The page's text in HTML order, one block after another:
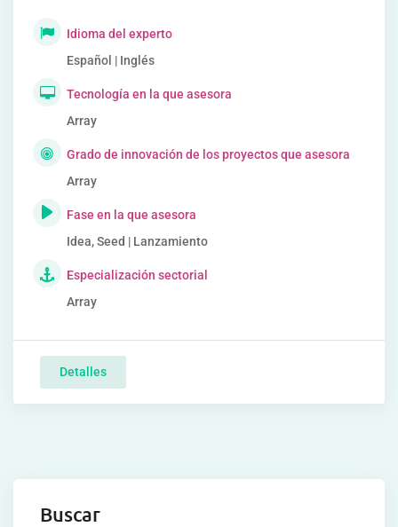
Idioma del experto
Español | Inglés
Tecnología en la que asesora
Array
Grado de innovación de los proyectos que asesora
Array
Fase en la que asesora
Idea, Seed | Lanzamiento
Especialización sectorial
Array
Detalles
Buscar